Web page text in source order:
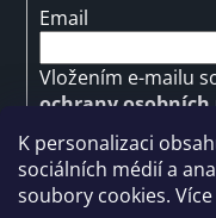
K personalizaci
sociálních médií a
soubory cookies.
Email
Vložením e-mailu
ochrany osobních
SUBSCRIBE